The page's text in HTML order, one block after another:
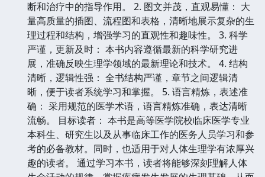
断和治疗中的指导作用。 2. 图文并茂，直观易懂： 大
量高质量的插图、流程图和表格，清晰地展示复杂的生
理过程和结构，增强学习的直观性和趣味性。 3. 科学
严谨，更新及时： 本书内容遵循最新的科学研究进
展，准确反映生理学领域的最新理论和技术。 4. 结构
清晰，逻辑性强： 全书结构严谨，章节之间逻辑清
晰，便于读者系统学习和掌握。 5. 语言精炼，表述准
确： 采用规范的医学术语，语言精炼准确，表达清晰
流畅。 目标读者： 本书是高等医学院校临床医学专业
本科生、研究生以及从事临床工作的医务人员学习和参
考的必备教材。同时，也适用于对人体生理学有浓厚兴
趣的读者。 通过学习本书，读者将能够深刻理解人体